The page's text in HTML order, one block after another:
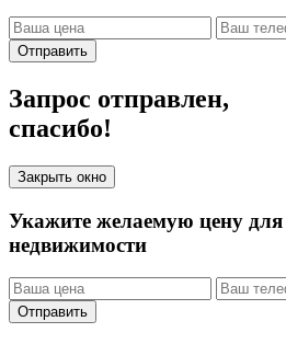
Отправить
Запрос отправлен,
спасибо!
Закрыть окно
Укажите желаемую цену
недвижимости
Отправить